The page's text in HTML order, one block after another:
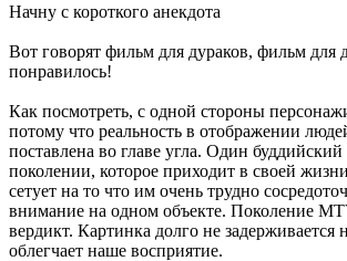
Начну с короткого анекдота
Вот говорят фильм для дураков, фильм
понравилось!
Как посмотреть, с одной стороны
потому что реальность в отображении
поставлена во главе угла. Один
поколении, которое приходит в своей
сетует на то что им очень трудно
внимание на одном объекте. Поколение
вердикт. Картинка долго не задерживается
облегчает наше восприятие.